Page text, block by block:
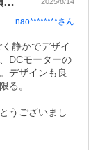
nao********さん
静かでデザイ
DCモーターの
デザインも良
る。
うございまし